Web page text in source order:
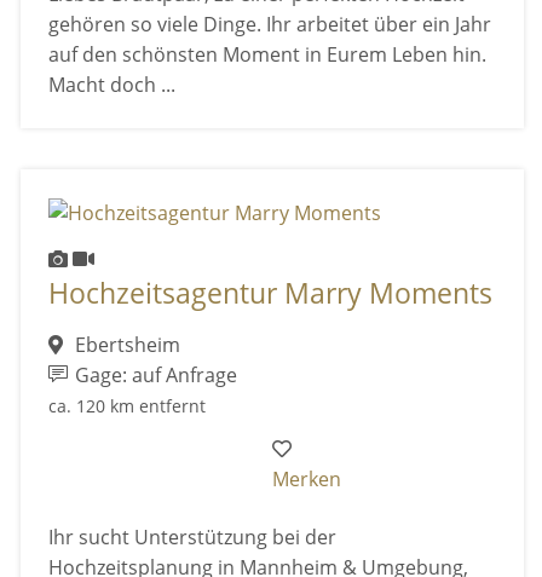
gehören so viele Dinge. Ihr arbeitet über ein Jahr
auf den schönsten Moment in Eurem Leben hin.
Macht doch ...
Hochzeitsagentur Marry Moments
Ebertsheim
Gage: auf Anfrage
ca. 120 km entfernt
Merken
Ihr sucht Unterstützung bei der
Hochzeitsplanung in Mannheim & Umgebung,